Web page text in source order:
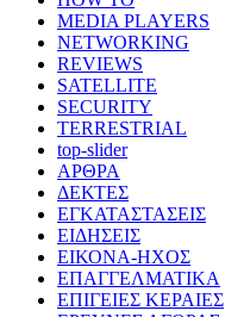
MEDIA PLAYERS
NETWORKING
REVIEWS
SATELLITE
SECURITY
TERRESTRIAL
top-slider
ΑΡΘΡΑ
ΔΕΚΤΕΣ
ΕΓΚΑΤΑΣΤΑΣΕΙΣ
ΕΙΔΗΣΕΙΣ
ΕΙΚΟΝΑ-ΗΧΟΣ
ΕΠΑΓΓΕΛΜΑΤΙΚΑ
ΕΠΙΓΕΙΕΣ ΚΕΡΑΙΕΣ